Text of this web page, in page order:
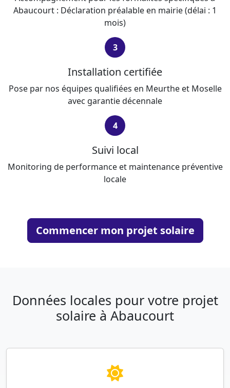
Abaucourt : Déclaration préalable en mairie (délai : 1
mois)
3
Installation certifiée
Pose par nos équipes qualifiées en Meurthe et Moselle
avec garantie décennale
4
Suivi local
Monitoring de performance et maintenance préventive
locale
Commencer mon projet solaire
Données locales pour votre projet
solaire à Abaucourt